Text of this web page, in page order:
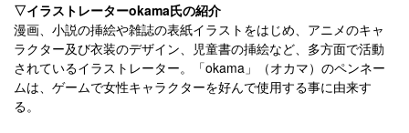
▽イラストレーターokama氏の紹介
漫画、小説の挿絵や雑誌の表紙イラストをはじめ、アニメのキャ
ラクター及び衣装のデザイン、児童書の挿絵など、多方面で活動
されているイラストレーター。「okama」（オカマ）のペンネー
ムは、ゲームで女性キャラクターを好んで使用する事に由来す
る。